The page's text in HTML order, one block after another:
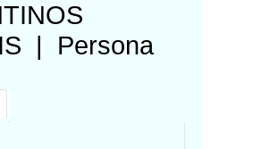
Persona